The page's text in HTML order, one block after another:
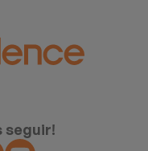
seguir!